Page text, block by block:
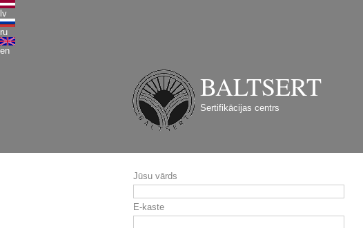
lv
ru
en
BALTSERT
Sertifikācijas centrs
Jūsu vārds
E-kaste